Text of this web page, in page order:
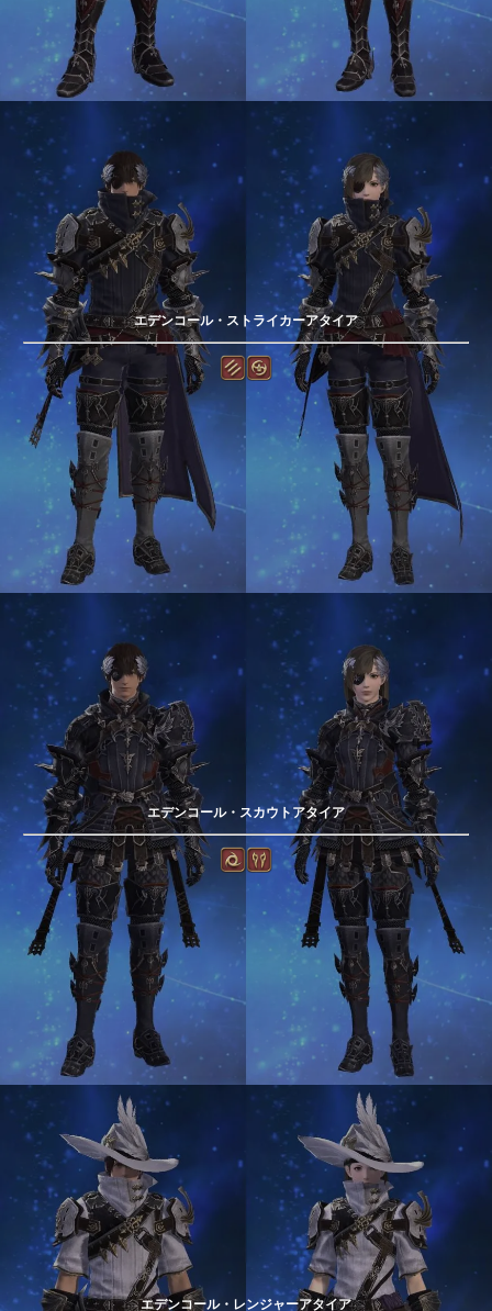
エデンコール・ストライカーアタイア
エデンコール・スカウトアタイア
エデンコール・レンジャーアタイア